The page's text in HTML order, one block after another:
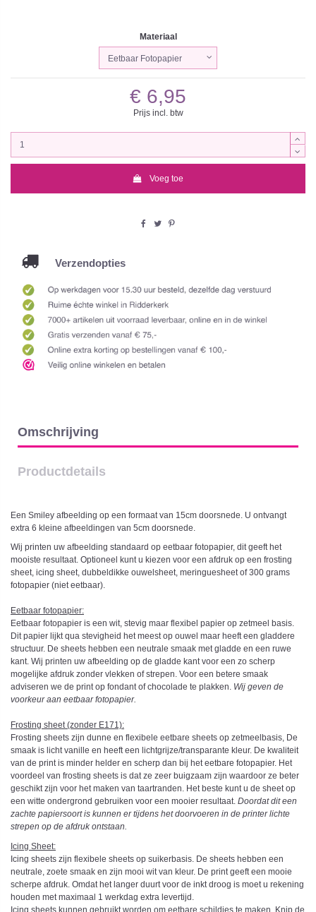
Materiaal
€ 6,95
Prijs incl. btw
Voeg toe
Verzendopties
Omschrijving
Productdetails
Een Smiley afbeelding op een formaat van 15cm doorsnede. U ontvangt
extra 6 kleine afbeeldingen van 5cm doorsnede.
Wij printen uw afbeelding standaard op eetbaar fotopapier, dit geeft het
mooiste resultaat. Optioneel kunt u kiezen voor een afdruk op een frosting
sheet, icing sheet, dubbeldikke ouwelsheet, meringuesheet of 300 grams
fotopapier (niet eetbaar).
Eetbaar fotopapier:
Eetbaar fotopapier is een wit, stevig maar flexibel papier op zetmeel basis.
Dit papier lijkt qua stevigheid het meest op ouwel maar heeft een gladdere
structuur. De sheets hebben een neutrale smaak met gladde en een ruwe
kant. Wij printen uw afbeelding op de gladde kant voor een zo scherp
mogelijke afdruk zonder vlekken of strepen. Voor een betere smaak
adviseren we de print op fondant of chocolade te plakken. Wij geven de
voorkeur aan eetbaar fotopapier.
Frosting sheet (zonder E171):
Frosting sheets zijn dunne en flexibele eetbare sheets op zetmeelbasis, De
smaak is licht vanille en heeft een lichtgrijze/transparante kleur. De kwaliteit
van de print is minder helder en scherp dan bij het eetbare fotopapier. Het
voordeel van frosting sheets is dat ze zeer buigzaam zijn waardoor ze beter
geschikt zijn voor het maken van taartranden. Het beste kunt u de sheet op
een witte ondergrond gebruiken voor een mooier resultaat. Doordat dit een
zachte papiersoort is kunnen er tijdens het doorvoeren in de printer lichte
strepen op de afdruk ontstaan.
Icing Sheet:
Icing sheets zijn flexibele sheets op suikerbasis. De sheets hebben een
neutrale, zoete smaak en zijn mooi wit van kleur. De print geeft een mooie
scherpe afdruk. Omdat het langer duurt voor de inkt droog is moet u rekening
houden met maximaal 1 werkdag extra levertijd.
Icing sheets kunnen gebruikt worden om eetbare schildjes te maken. Knip de